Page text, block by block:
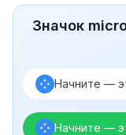
Значок
Начните —
Начните —